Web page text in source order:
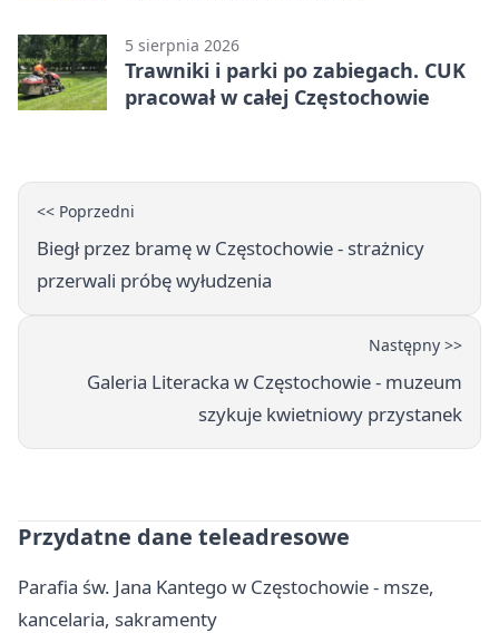
5 sierpnia 2026
Trawniki i parki po zabiegach. CUK
pracował w całej Częstochowie
<< Poprzedni
Biegł przez bramę w Częstochowie - strażnicy
przerwali próbę wyłudzenia
Następny >>
Galeria Literacka w Częstochowie - muzeum
szykuje kwietniowy przystanek
Przydatne dane teleadresowe
Parafia św. Jana Kantego w Częstochowie - msze,
kancelaria, sakramenty